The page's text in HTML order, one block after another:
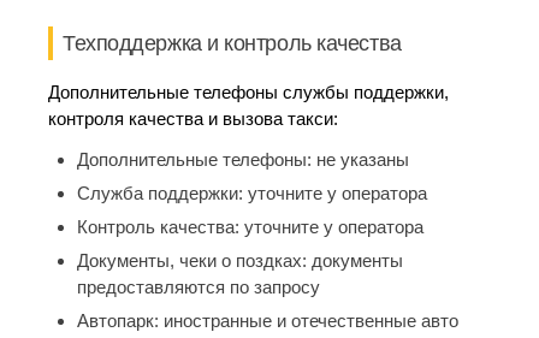
Техподдержка и контроль качества
Дополнительные телефоны службы поддержки,
контроля качества и вызова такси:
Дополнительные телефоны: не указаны
Служба поддержки: уточните у оператора
Контроль качества: уточните у оператора
Документы, чеки о поздках: документы
предоставляются по запросу
Автопарк: иностранные и отечественные авто